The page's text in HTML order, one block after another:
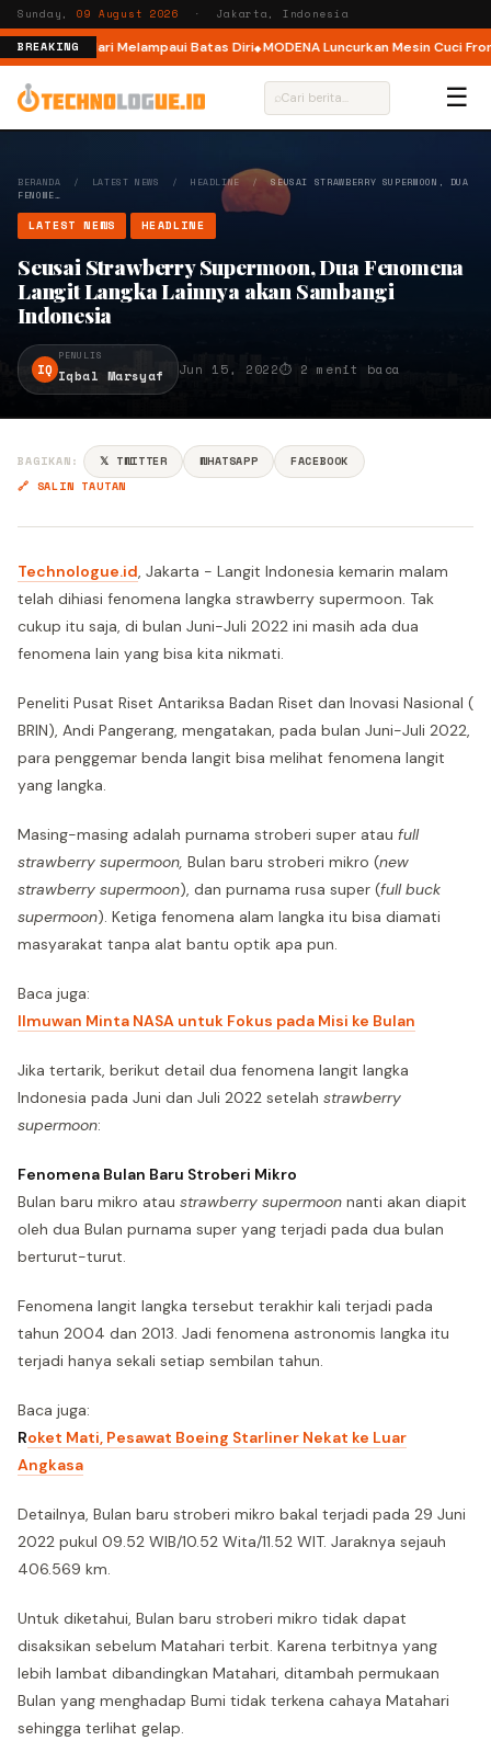
Sunday, 09 August 2026 · Jakarta, Indonesia
BREAKING
Ajak Pelari Melampaui Batas Diri MODENA Luncurkan Mesin Cuci
⌕ ☰
BERANDA / LATEST NEWS / HEADLINE /SEUSAI STRAWBERRY SUPERMOON, DUA
FENOME…
LATEST NEWS HEADLINE
Seusai Strawberry Supermoon, Dua Fenomena
Langit Langka Lainnya akan Sambangi
Indonesia
IQ
PENULIS
Iqbal Marsyaf Jun 15, 2022⏱ 2 menit baca
BAGIKAN: 𝕏 TWITTER WHATSAPP
FACEBOOK
🔗 SALIN TAUTAN
Technologue.id, Jakarta - Langit Indonesia kemarin malam
telah dihiasi fenomena langka strawberry supermoon. Tak
cukup itu saja, di bulan Juni-Juli 2022 ini masih ada dua
fenomena lain yang bisa kita nikmati.
Peneliti Pusat Riset Antariksa Badan Riset dan Inovasi Nasional (
BRIN), Andi Pangerang, mengatakan, pada bulan Juni-Juli 2022,
para penggemar benda langit bisa melihat fenomena langit
yang langka.
Masing-masing adalah purnama stroberi super atau full
strawberry supermoon, Bulan baru stroberi mikro (new
strawberry supermoon), dan purnama rusa super (full buck
supermoon). Ketiga fenomena alam langka itu bisa diamati
masyarakat tanpa alat bantu optik apa pun.
Baca juga:
Ilmuwan Minta NASA untuk Fokus pada Misi ke Bulan
Jika tertarik, berikut detail dua fenomena langit langka
Indonesia pada Juni dan Juli 2022 setelah strawberry
supermoon:
Fenomena Bulan Baru Stroberi Mikro
Bulan baru mikro atau strawberry supermoon nanti akan diapit
oleh dua Bulan purnama super yang terjadi pada dua bulan
berturut-turut.
Fenomena langit langka tersebut terakhir kali terjadi pada
tahun 2004 dan 2013. Jadi fenomena astronomis langka itu
terjadi hanya sekali setiap sembilan tahun.
Baca juga:
Roket Mati, Pesawat Boeing Starliner Nekat ke Luar
Angkasa
Detailnya, Bulan baru stroberi mikro bakal terjadi pada 29 Juni
2022 pukul 09.52 WIB/10.52 Wita/11.52 WIT. Jaraknya sejauh
406.569 km.
Untuk diketahui, Bulan baru stroberi mikro tidak dapat
disaksikan sebelum Matahari terbit. Karena terbitnya yang
lebih lambat dibandingkan Matahari, ditambah permukaan
Bulan yang menghadap Bumi tidak terkena cahaya Matahari
sehingga terlihat gelap.